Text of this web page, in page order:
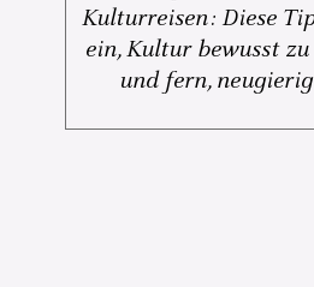
Kulturreisen: Diese
ein, Kultur bewusst
und fern,